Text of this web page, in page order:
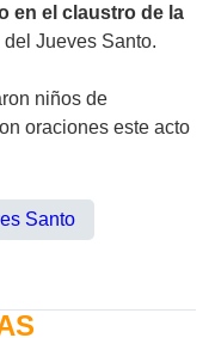
en el claustro de la
Jueves Santo.
niños de
oraciones este acto
Santo